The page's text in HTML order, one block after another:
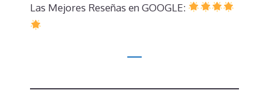
Las Mejores Reseñas en GOOGLE: